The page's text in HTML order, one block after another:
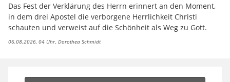
Das Fest der Verklärung des Herrn erinnert an den Moment,
in dem drei Apostel die verborgene Herrlichkeit Christi
schauten und verweist auf die Schönheit als Weg zu Gott.
06.08.2026, 04 Uhr Dorothea Schmidt